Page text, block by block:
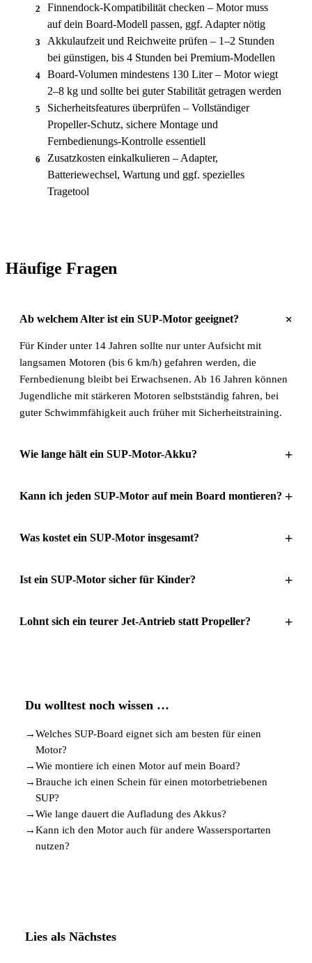
2
Finnendock-Kompatibilität checken – Motor muss
auf dein Board-Modell passen, ggf. Adapter nötig
3
Akkulaufzeit und Reichweite prüfen – 1–2 Stunden
bei günstigen, bis 4 Stunden bei Premium-Modellen
4
Board-Volumen mindestens 130 Liter – Motor wiegt
2–8 kg und sollte bei guter Stabilität getragen werden
5
Sicherheitsfeatures überprüfen – Vollständiger
Propeller-Schutz, sichere Montage und
Fernbedienungs-Kontrolle essentiell
6
Zusatzkosten einkalkulieren – Adapter,
Batteriewechsel, Wartung und ggf. spezielles
Tragetool
Häufige Fragen
Ab welchem Alter ist ein SUP-Motor geeignet? +
Für Kinder unter 14 Jahren sollte nur unter Aufsicht mit
langsamen Motoren (bis 6 km/h) gefahren werden, die
Fernbedienung bleibt bei Erwachsenen. Ab 16 Jahren können
Jugendliche mit stärkeren Motoren selbstständig fahren, bei
guter Schwimmfähigkeit auch früher mit Sicherheitstraining.
Wie lange hält ein SUP-Motor-Akku? +
Kann ich jeden SUP-Motor auf mein Board montieren? +
Was kostet ein SUP-Motor insgesamt? +
Ist ein SUP-Motor sicher für Kinder? +
Lohnt sich ein teurer Jet-Antrieb statt Propeller? +
Du wolltest noch wissen …
→Welches SUP-Board eignet sich am besten für einen
Motor?
→Wie montiere ich einen Motor auf mein Board?
→Brauche ich einen Schein für einen motorbetriebenen
SUP?
→Wie lange dauert die Aufladung des Akkus?
→Kann ich den Motor auch für andere Wassersportarten
nutzen?
Lies als Nächstes